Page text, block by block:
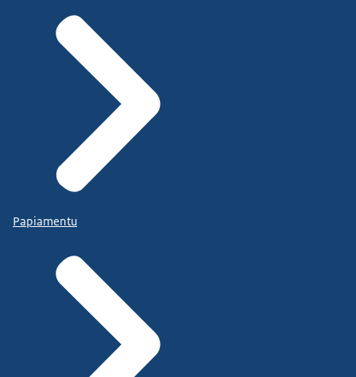
Papiamentu